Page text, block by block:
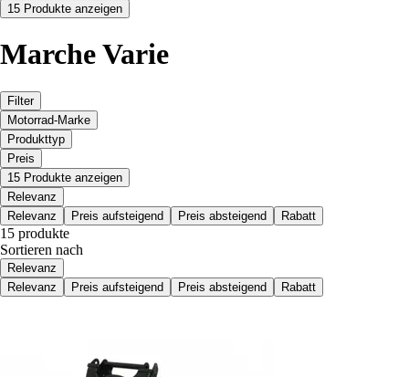
15 Produkte anzeigen
Marche Varie
Filter
Motorrad-Marke
Produkttyp
Preis
15 Produkte anzeigen
Relevanz
Relevanz
Preis aufsteigend Preis absteigend Rabatt
15 produkte
Sortieren nach
Relevanz
Relevanz
Preis aufsteigend Preis absteigend Rabatt